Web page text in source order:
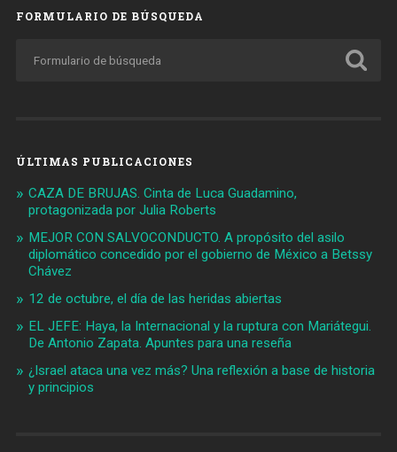
FORMULARIO DE BÚSQUEDA
ÚLTIMAS PUBLICACIONES
CAZA DE BRUJAS. Cinta de Luca Guadamino,
protagonizada por Julia Roberts
MEJOR CON SALVOCONDUCTO. A propósito del asilo
diplomático concedido por el gobierno de México a Betssy
Chávez
12 de octubre, el día de las heridas abiertas
EL JEFE: Haya, la Internacional y la ruptura con Mariátegui.
De Antonio Zapata. Apuntes para una reseña
¿Israel ataca una vez más? Una reflexión a base de historia
y principios